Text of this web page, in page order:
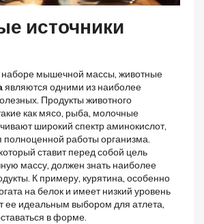
источники
наборе мышечной массы, животные
являются одними из наиболее
Продукты животного
как мясо, рыба, молочные
широкий спектр аминокислот,
работы организма.
ставит перед собой цель
массу, должен знать наиболее
К примеру, курятина, особенно
на белок и имеет низкий уровень
ее идеальным выбором для атлета,
в форме.